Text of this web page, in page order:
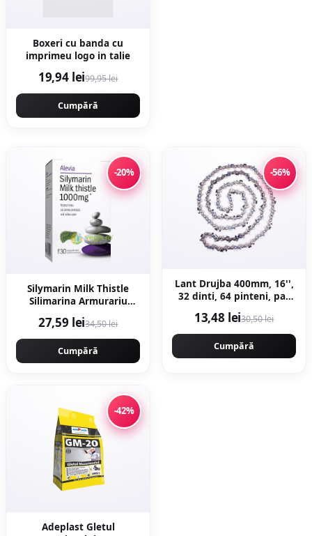
Boxeri cu banda cu
imprimeu logo in talie
19,94 lei99,95 lei
Cumpără
-20%
Silymarin Milk Thistle
Silimarina Armurariu
27,59 lei34,50 lei
Cumpără
-56%
Lant Drujba 400mm, 16'',
32 dinti, 64 pinteni, pas
Campion PROFESSIONAL
CMP1477
13,48 lei30,50 lei
Cumpără
-42%
Adeplast Gletul